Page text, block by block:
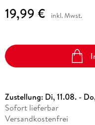
19,99 € inkl. Mwst.
Zustellung: Di, 11.08. -
Sofort lieferbar
Versandkostenfrei